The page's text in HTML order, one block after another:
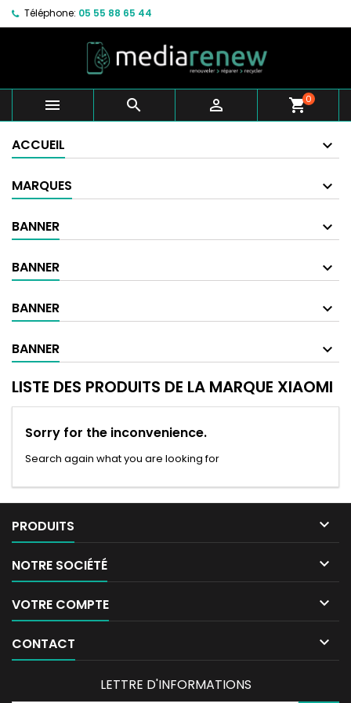
Téléphone: 05 55 88 65 44
   shopping_cart0
ACCUEIL
MARQUES
BANNER
BANNER
BANNER
BANNER
LISTE DES PRODUITS DE LA MARQUE XIAOMI
Sorry for the inconvenience.
Search again what you are looking for
PRODUITS 
NOTRE SOCIÉTÉ 
VOTRE COMPTE 
CONTACT 
LETTRE D'INFORMATIONS